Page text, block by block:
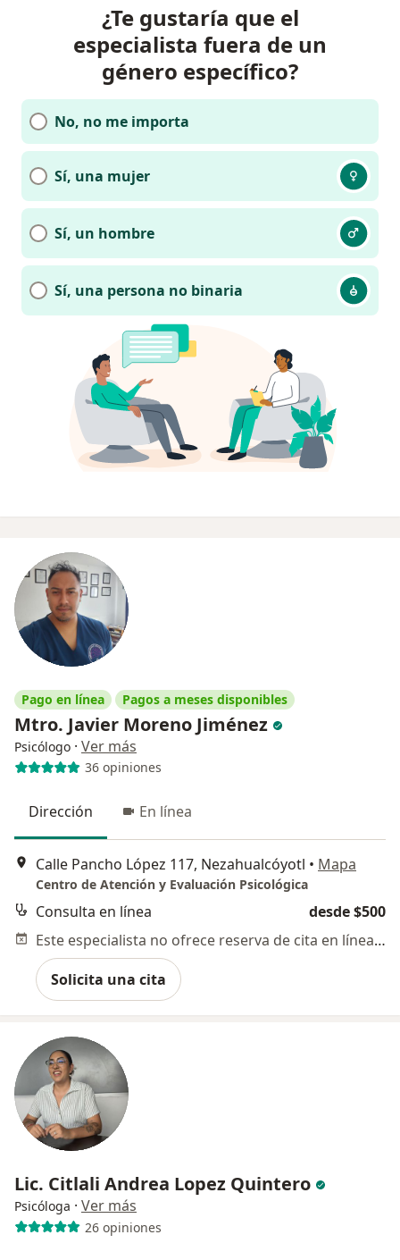
¿Te gustaría que el
especialista fuera de un
género específico?
No, no me importa
Sí, una mujer
Sí, un hombre
Sí, una persona no binaria
Pago en línea Pagos a meses disponibles
Mtro. Javier Moreno Jiménez
Psicólogo · Ver más
36 opiniones
Dirección En línea
Calle Pancho López 117, Nezahualcóyotl • Mapa
Centro de Atención y Evaluación Psicológica
Consulta en línea
desde $500
Este especialista no ofrece reserva de cita en línea en esta dirección.
Solicita una cita
Lic. Citlali Andrea Lopez Quintero
Psicóloga · Ver más
26 opiniones